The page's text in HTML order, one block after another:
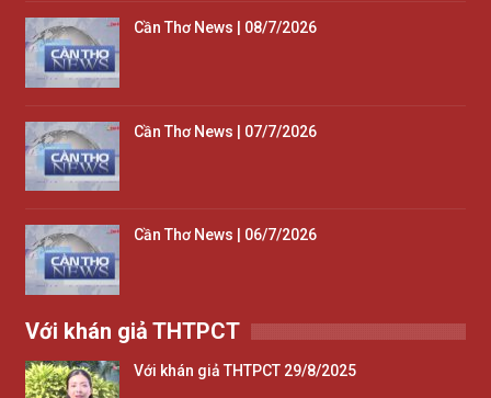
Cần Thơ News | 08/7/2026
Cần Thơ News | 07/7/2026
Cần Thơ News | 06/7/2026
Với khán giả THTPCT
Với khán giả THTPCT 29/8/2025